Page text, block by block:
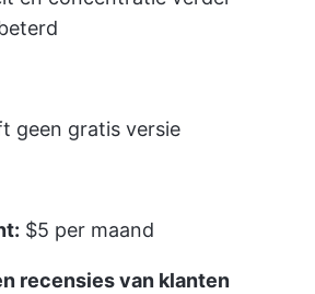
geen gratis versie
$5 per maand
recensies van klanten